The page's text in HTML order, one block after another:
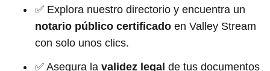
✅ Explora nuestro directorio y encuentra un
notario público certificado en Valley Stream
con solo unos clics.
✅ Asegura la validez legal de tus documentos